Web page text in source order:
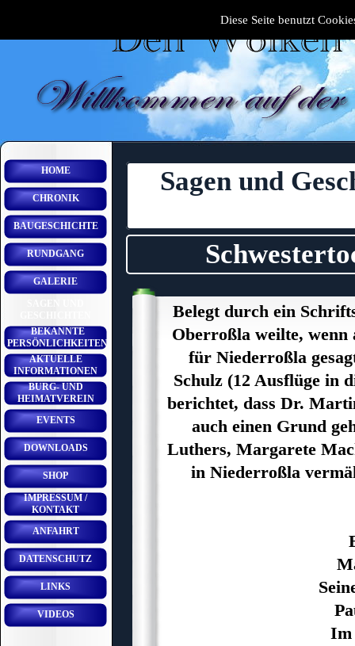
Diese Seite benutzt
HOME
CHRONIK
BAUGESCHICHTE
RUNDGANG
GALERIE
BEKANNTE
PERSÖNLICHKEITEN
AKTUELLE
INFORMATIONEN
BURG- UND
HEIMATVEREIN
EVENTS
DOWNLOADS
SHOP
IMPRESSUM /
KONTAKT
ANFAHRT
DATENSCHUTZ
LINKS
VIDEOS
Sagen und
Belegt durch ein
Oberroßla weilte, wenn
für Niederroßla
Schulz (12 Ausflüge in
berichtet, dass Dr.
auch einen Grund
Luthers, Margarete
in Niederroßla
Im